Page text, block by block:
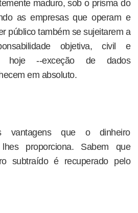
maduro, sob o prisma do
as empresas que operam e
público também se sujeitarem a
objetiva, civil e
hoje --exceção de dados
em absoluto.
vantagens que o dinheiro
proporciona. Sabem que
subtraído é recuperado pelo